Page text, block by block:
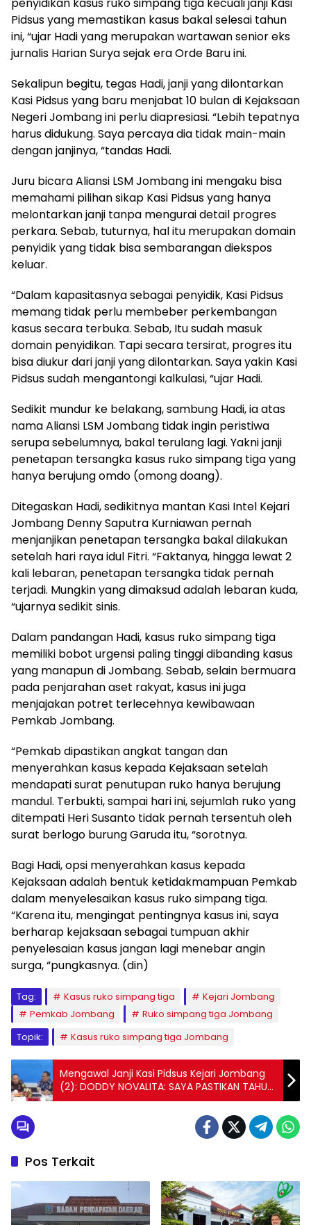
penyidikan kasus ruko simpang tiga kecuali janji Kasi
Pidsus yang memastikan kasus bakal selesai tahun
ini, “ujar Hadi yang merupakan wartawan senior eks
jurnalis Harian Surya sejak era Orde Baru ini.
Sekalipun begitu, tegas Hadi, janji yang dilontarkan
Kasi Pidsus yang baru menjabat 10 bulan di Kejaksaan
Negeri Jombang ini perlu diapresiasi. “Lebih tepatnya
harus didukung. Saya percaya dia tidak main-main
dengan janjinya, “tandas Hadi.
Juru bicara Aliansi LSM Jombang ini mengaku bisa
memahami pilihan sikap Kasi Pidsus yang hanya
melontarkan janji tanpa mengurai detail progres
perkara. Sebab, tuturnya, hal itu merupakan domain
penyidik yang tidak bisa sembarangan diekspos
keluar.
“Dalam kapasitasnya sebagai penyidik, Kasi Pidsus
memang tidak perlu membeber perkembangan
kasus secara terbuka. Sebab, Itu sudah masuk
domain penyidikan. Tapi secara tersirat, progres itu
bisa diukur dari janji yang dilontarkan. Saya yakin Kasi
Pidsus sudah mengantongi kalkulasi, “ujar Hadi.
Sedikit mundur ke belakang, sambung Hadi, ia atas
nama Aliansi LSM Jombang tidak ingin peristiwa
serupa sebelumnya, bakal terulang lagi. Yakni janji
penetapan tersangka kasus ruko simpang tiga yang
hanya berujung omdo (omong doang).
Ditegaskan Hadi, sedikitnya mantan Kasi Intel Kejari
Jombang Denny Saputra Kurniawan pernah
menjanjikan penetapan tersangka bakal dilakukan
setelah hari raya idul Fitri. “Faktanya, hingga lewat 2
kali lebaran, penetapan tersangka tidak pernah
terjadi. Mungkin yang dimaksud adalah lebaran kuda,
“ujarnya sedikit sinis.
Dalam pandangan Hadi, kasus ruko simpang tiga
memiliki bobot urgensi paling tinggi dibanding kasus
yang manapun di Jombang. Sebab, selain bermuara
pada penjarahan aset rakyat, kasus ini juga
menjajakan potret terlecehnya kewibawaan
Pemkab Jombang.
“Pemkab dipastikan angkat tangan dan
menyerahkan kasus kepada Kejaksaan setelah
mendapati surat penutupan ruko hanya berujung
mandul. Terbukti, sampai hari ini, sejumlah ruko yang
ditempati Heri Susanto tidak pernah tersentuh oleh
surat berlogo burung Garuda itu, “sorotnya.
Bagi Hadi, opsi menyerahkan kasus kepada
Kejaksaan adalah bentuk ketidakmampuan Pemkab
dalam menyelesaikan kasus ruko simpang tiga.
“Karena itu, mengingat pentingnya kasus ini, saya
berharap kejaksaan sebagai tumpuan akhir
penyelesaian kasus jangan lagi menebar angin
surga, “pungkasnya. (din)
Tag: Kasus ruko simpang tiga
Kejari Jombang
Pemkab Jombang
Ruko simpang tiga Jombang
Topik:
Kasus ruko simpang tiga Jombang
Mengawal Janji Kasi Pidsus Kejari Jombang
(2): DODDY NOVALITA: SAYA PASTIKAN TAHUN
INI SELESAI
Pos Terkait